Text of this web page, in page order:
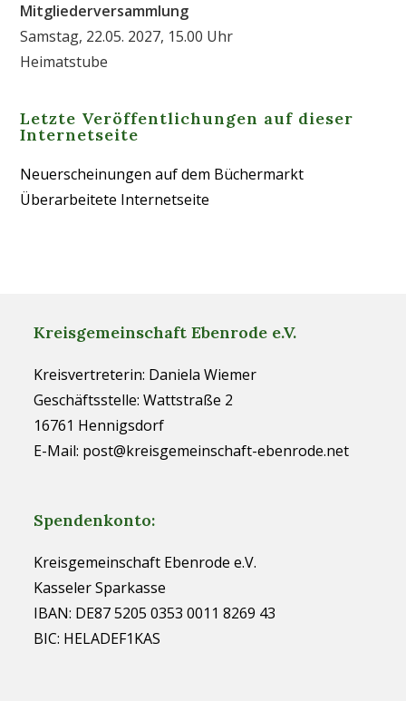
Mitgliederversammlung
Samstag, 22.05. 2027, 15.00 Uhr
Heimatstube
Letzte Veröffentlichungen auf dieser
Internetseite
Neuerscheinungen auf dem Büchermarkt
Überarbeitete Internetseite
Kreisgemeinschaft Ebenrode e.V.
Kreisvertreterin: Daniela Wiemer
Geschäftsstelle: Wattstraße 2
16761 Hennigsdorf
E-Mail: post@kreisgemeinschaft-ebenrode.net
Spendenkonto:
Kreisgemeinschaft Ebenrode e.V.
Kasseler Sparkasse
IBAN: DE87 5205 0353 0011 8269 43
BIC: HELADEF1KAS